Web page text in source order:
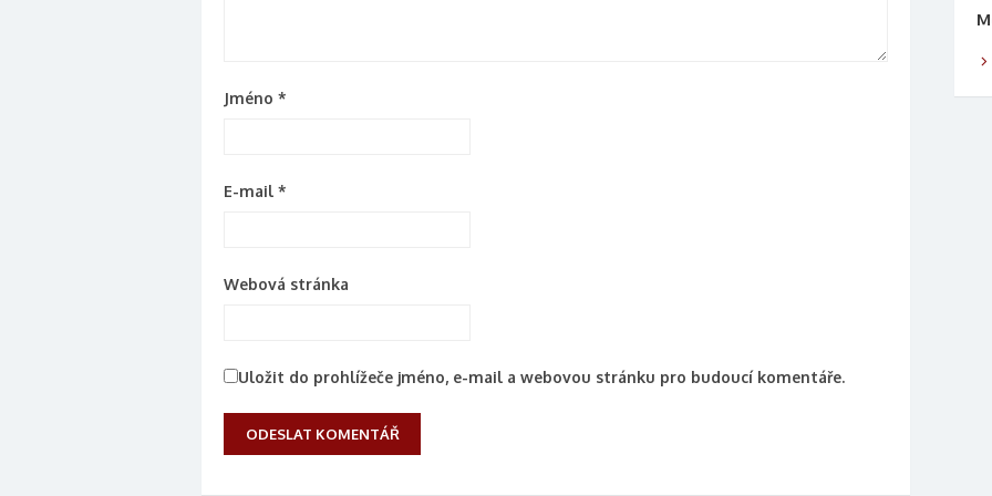
Jméno *
E-mail *
Webová stránka
Uložit do prohlížeče jméno, e-mail a webovou stránku pro budoucí komentáře.